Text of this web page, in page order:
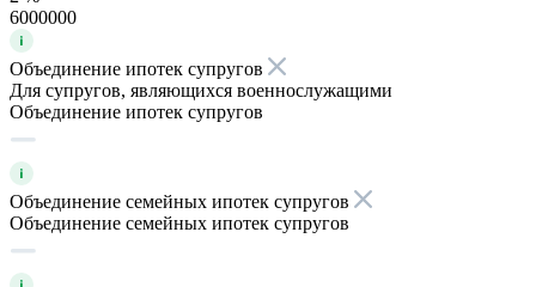
6000000
Объединение ипотек супругов
Для супругов, являющихся военнослужащими
Объединение ипотек супругов
Объединение семейных ипотек супругов
Объединение семейных ипотек супругов